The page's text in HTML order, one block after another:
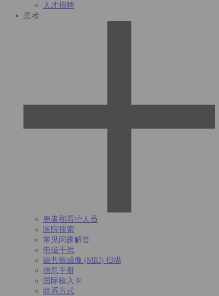
人才招聘
患者
患者和看护人员
医院搜索
常见问题解答
电磁干扰
磁共振成像 (MRI) 扫描
信息手册
国际植入卡
联系方式